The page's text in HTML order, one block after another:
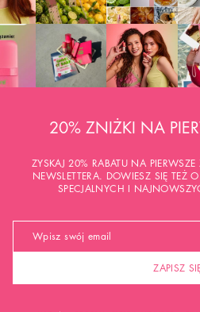
20% ZNIŻKI NA
ZYSKAJ 20% RABATU NA PIERWSZE
NEWSLETTERA. DOWIESZ SIĘ TEŻ
SPECJALNYCH I
ZAPISZ